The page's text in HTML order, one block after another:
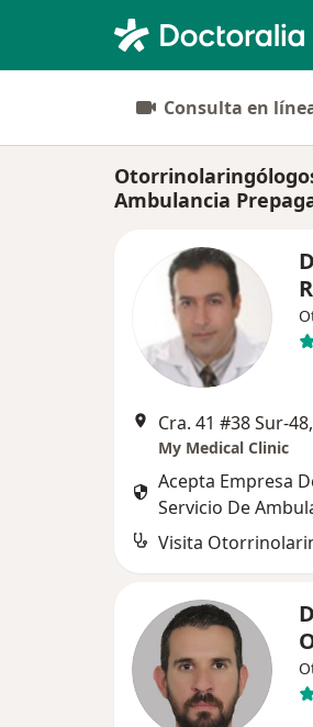
Consulta en
Ambulancia
Cra. 41 #38 Sur-
My Medical Clinic
Acepta Empresa
Servicio De
Visita